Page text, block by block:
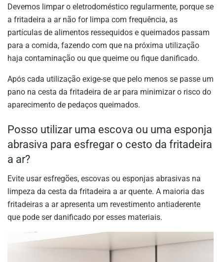
Devemos limpar o eletrodoméstico regularmente, porque se
a fritadeira a ar não for limpa com frequência, as
partículas de alimentos ressequidos e queimados passam
para a comida, fazendo com que na próxima utilização
haja contaminação ou que queime ou fique danificado.
Após cada utilização exige-se que pelo menos se passe um
pano na cesta da fritadeira de ar para minimizar o risco do
aparecimento de pedaços queimados.
Posso utilizar uma escova ou uma esponja
abrasiva para esfregar o cesto da fritadeira
a ar?
Evite usar esfregões, escovas ou esponjas abrasivas na
limpeza da cesta da fritadeira a ar quente. A maioria das
fritadeiras a ar apresenta um revestimento antiaderente
que pode ser danificado por esses materiais.